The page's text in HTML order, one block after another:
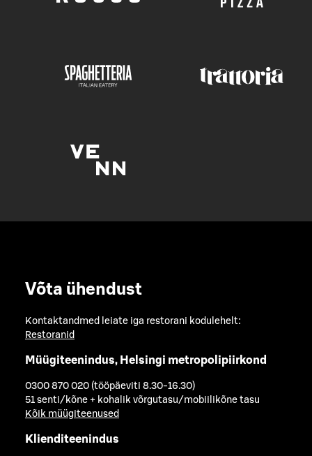
Võta ühendust
Kontaktandmed leiate iga restorani kodulehelt:
Restoranid
Müügiteenindus, Helsingi metropolipiirkond
0300 870 020 (tööpäeviti 8.30-16.30)
51 senti/kõne + kohalik võrgutasu/mobiilikõne tasu
Kõik müügiteenused
Klienditeenindus